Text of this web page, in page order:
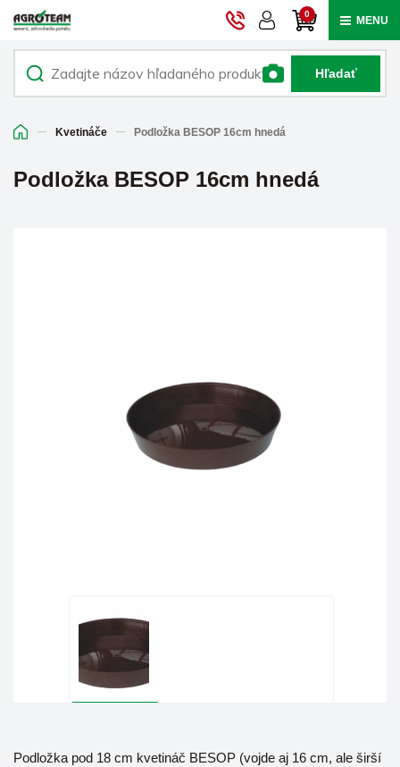
0 MENU
Hľadať
Kvetináče Podložka BESOP 16cm hnedá
Podložka BESOP 16cm hnedá
Podložka pod 18 cm kvetináč BESOP (vojde aj 16 cm, ale širší